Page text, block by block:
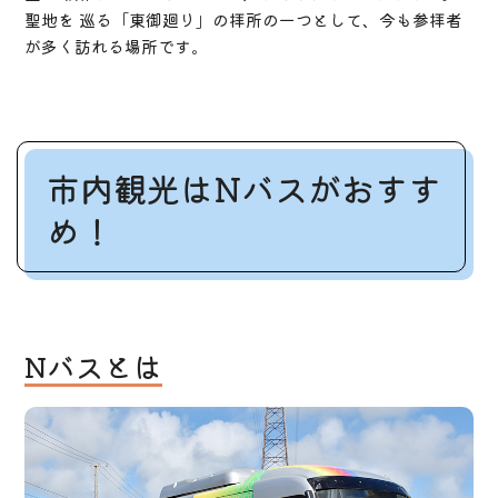
聖地を 巡る「東御廻り」の拝所の一つとして、今も参拝者
が多く訪れる場所です。
市内観光はNバスがおすす
め！
Nバスとは